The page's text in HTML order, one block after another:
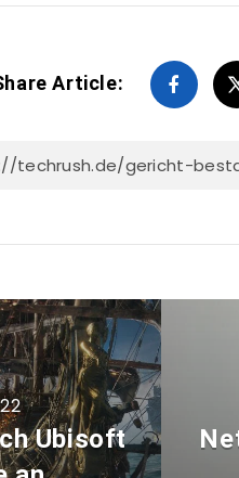
Article:
Ubisoft